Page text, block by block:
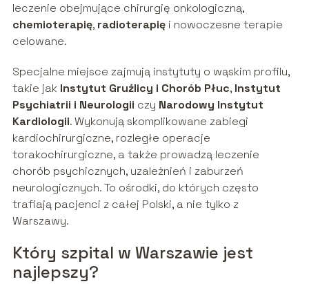
leczenie obejmujące chirurgię onkologiczną,
chemioterapię, radioterapięi nowoczesne terapie
celowane.
Specjalne miejsce zajmują instytuty o wąskim profilu,
takie jak Instytut Gruźlicy i Chorób Płuc, Instytut
Psychiatrii i Neurologii czy Narodowy Instytut
Kardiologii. Wykonują skomplikowane zabiegi
kardiochirurgiczne, rozległe operacje
torakochirurgiczne, a także prowadzą leczenie
chorób psychicznych, uzależnień i zaburzeń
neurologicznych. To ośrodki, do których często
trafiają pacjenci z całej Polski, a nie tylko z
Warszawy.
Który szpital w Warszawie jest
najlepszy?